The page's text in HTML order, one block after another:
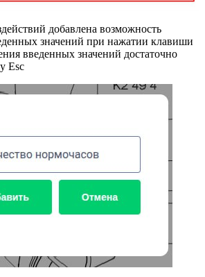
добавлена возможность
значений при нажатии клавиши
введенных значений достаточно
Esc